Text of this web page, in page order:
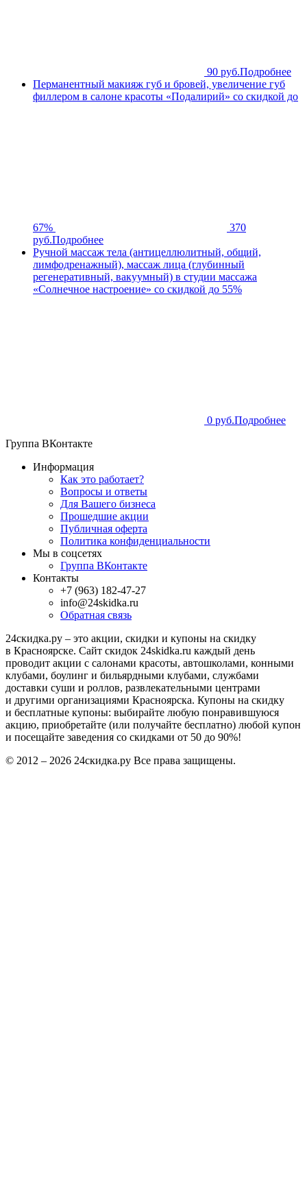
90 руб.Подробнее
Перманентный макияж губ и бровей, увеличение губ
филлером в салоне красоты «Подалирий» со скидкой до
67%
370
руб.Подробнее
Ручной массаж тела (антицеллюлитный, общий,
лимфодренажный), массаж лица (глубинный
регенеративный, вакуумный) в студии массажа
«Солнечное настроение» со скидкой до 55%
0 руб.Подробнее
Группа ВКонтакте
Информация
Как это работает?
Вопросы и ответы
Для Вашего бизнеса
Прошедшие акции
Публичная оферта
Политика конфиденциальности
Мы в соцсетях
Группа ВКонтакте
Контакты
+7 (963) 182-47-27
info@24skidka.ru
Обратная связь
24скидка.ру – это акции, скидки и купоны на скидку
в Красноярске. Сайт скидок 24skidka.ru каждый день
проводит акции с салонами красоты, автошколами, конными
клубами, боулинг и бильярдными клубами, службами
доставки суши и роллов, развлекательными центрами
и другими организациями Красноярска. Купоны на скидку
и бесплатные купоны: выбирайте любую понравившуюся
акцию, приобретайте (или получайте бесплатно) любой купон
и посещайте заведения со скидками от 50 до 90%!
© 2012 – 2026 24скидка.ру Все права защищены.